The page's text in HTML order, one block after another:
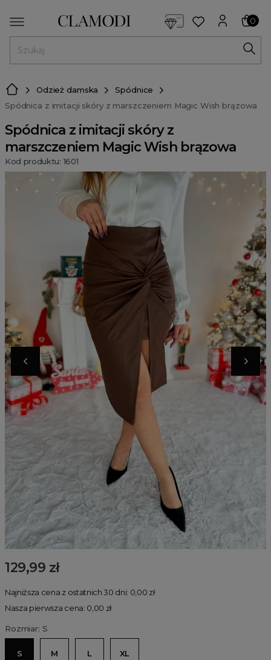
0
Odzież damska
Spódnice
Spódnica z imitacji skóry z marszczeniem Magic Wish brązowa
Spódnica z imitacji skóry z
marszczeniem Magic Wish brązowa
Kod produktu: 1601
129,99 zł
Najniższa cena z ostatnich 30 dni: 0,00 zł
Nasza pierwsza cena: 0,00 zł
Rozmiar: S
S M L XL